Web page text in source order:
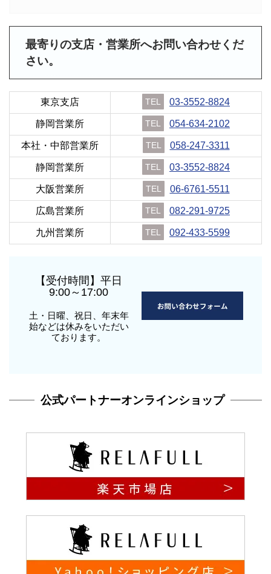
最寄りの支店・営業所へお問い合わせくだ
さい。
東京支店 TEL 03-3552-8824
静岡営業所 TEL 054-634-2102
本社・中部営業所 TEL 058-247-3311
静岡営業所 TEL 03-3552-8824
大阪営業所 TEL 06-6761-5511
広島営業所 TEL 082-291-9725
九州営業所 TEL 092-433-5599
【受付時間】平日
9:00～17:00
土・日曜、祝日、年末年
始などは休みをいただい
ております。
公式パートナーオンラインショップ